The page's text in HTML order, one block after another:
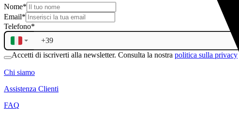
Nome*
Email*
Telefono*
Accetti di iscriverti alla newsletter. Consulta la nostra politica sulla privacy
Chi siamo
Assistenza Clienti
FAQ